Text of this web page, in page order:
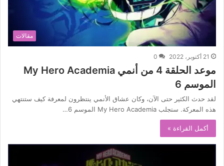
مقالات
21 أكتوبر، 2022 0
موعد الحلقة 4 من أنمي My Hero Academia
الموسم 6
لقد حدث الكثير حتى الآن، وكان عشاق الأنمي ينتظرون لمعرفة كيف ستنتهي
هذه المعركة. ستجلب My Hero Academia الموسم 6…
أكمل القراءة »